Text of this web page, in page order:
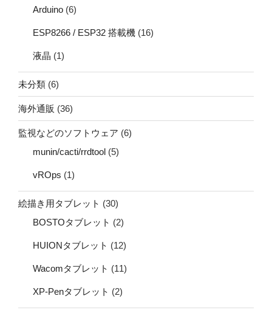
Arduino (6)
ESP8266 / ESP32 搭載機 (16)
液晶 (1)
未分類 (6)
海外通販 (36)
監視などのソフトウェア (6)
munin/cacti/rrdtool (5)
vROps (1)
絵描き用タブレット (30)
BOSTOタブレット (2)
HUIONタブレット (12)
Wacomタブレット (11)
XP-Penタブレット (2)